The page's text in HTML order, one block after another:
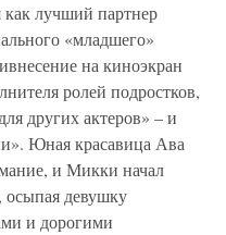
как лучший партнер
«младшего»
на киноэкран
ролей подростков,
других актеров» – и
Юная красавица Ава
и Микки начал
осыпая девушку
и дорогими